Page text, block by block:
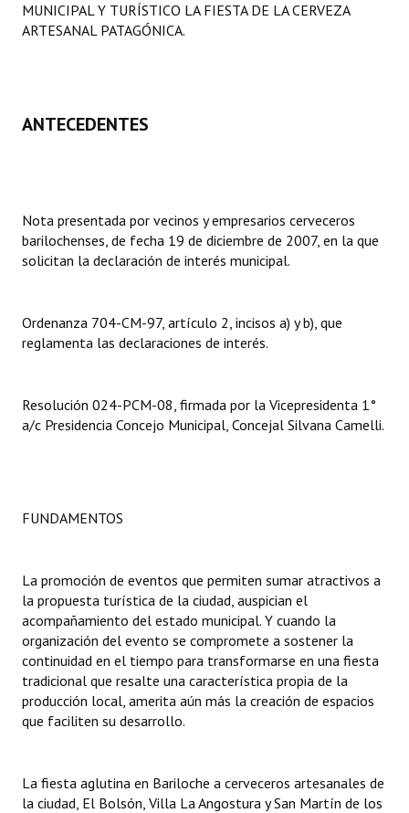
LEGISLACIÓN
Carta Orgánica 2007
Organigrama
Informes de Gestión
Dictámenes Asesoría Letrada
Ejecución Presupuestaria
NORMATIVA
Comunicaciones
Declaraciones
Resoluciones
INSTITUCIONAL
MUNICIPAL Y TURÍSTICO LA FIESTA DE LA CERVEZA
ARTESANAL PATAGÓNICA.
ANTECEDENTES
Nota presentada por vecinos y empresarios cerveceros
barilochenses, de fecha 19 de diciembre de 2007, en la que
solicitan la declaración de interés municipal.
Ordenanza 704-CM-97, artículo 2, incisos a) y b), que
reglamenta las declaraciones de interés.
Resolución 024-PCM-08, firmada por la Vicepresidenta 1°
a/c Presidencia Concejo Municipal, Concejal Silvana Camelli.
FUNDAMENTOS
La promoción de eventos que permiten sumar atractivos a
la propuesta turística de la ciudad, auspician el
acompañamiento del estado municipal. Y cuando la
organización del evento se compromete a sostener la
continuidad en el tiempo para transformarse en una fiesta
tradicional que resalte una característica propia de la
producción local, amerita aún más la creación de espacios
que faciliten su desarrollo.
La fiesta aglutina en Bariloche a cerveceros artesanales de
la ciudad, El Bolsón, Villa La Angostura y San Martín de los